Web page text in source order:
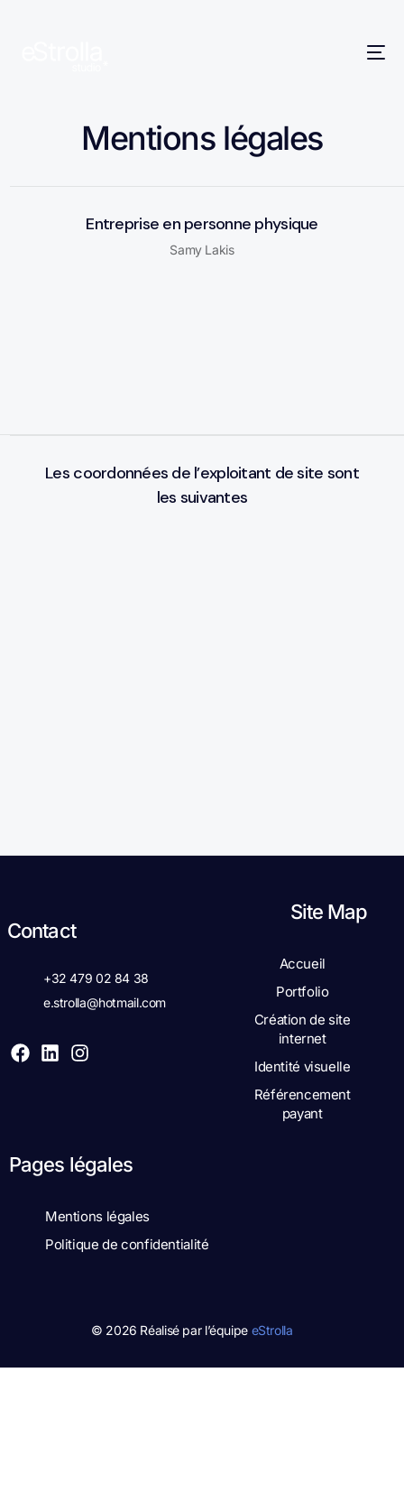
Mentions légales
Entreprise en personne physique
Samy Lakis
Les coordonnées de l’exploitant de site sont
les suivantes
Contact
+32 479 02 84 38
e.strolla@hotmail.com
Site Map
Accueil
Portfolio
Création de site
internet
Identité visuelle
Référencement
payant
Pages légales
Mentions légales
Politique de confidentialité
© 2026 Réalisé par l’équipe eStrolla